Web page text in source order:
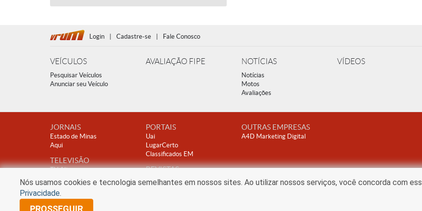
Login Cadastre-se Fale Conosco
VEÍCULOS
Pesquisar Veículos
Anunciar seu Veículo
AVALIAÇÃO FIPE NOTÍCIAS
Notícias
Motos
Avaliações
VÍDEOS
JORNAIS
Estado de Minas
Aqui
TELEVISÃO
TV Alterosa
PORTAIS
Uai
LugarCerto
Classificados EM
REVISTAS
Encontro
Clube A
OUTRAS EMPRESAS
A4D Marketing Digital
Nós usamos cookies e tecnologia semelhantes em nossos sites. Ao utilizar nossos serviços, você concorda com
Privacidade.
PROSSEGUIR